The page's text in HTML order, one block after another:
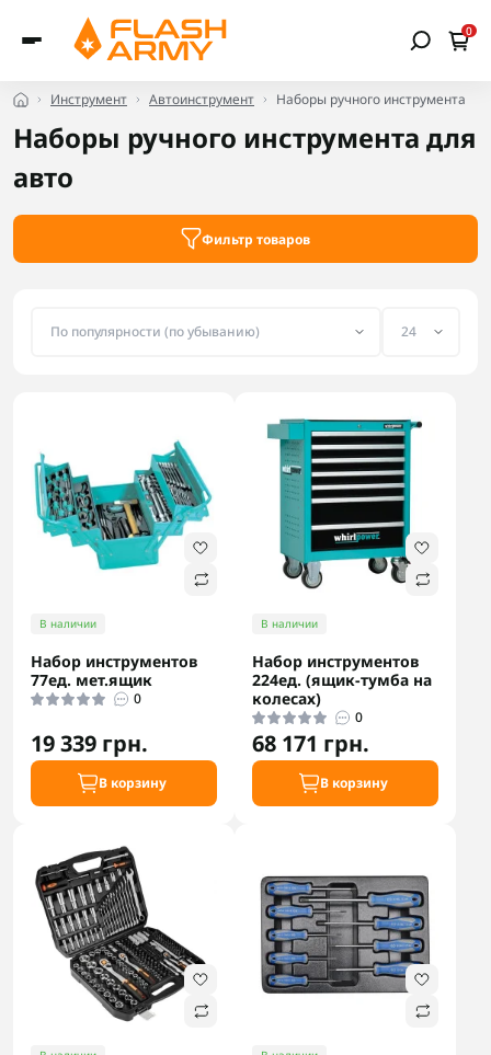
0
Инструмент Автоинструмент Наборы ручного инструмента
Наборы ручного инструмента для
авто
Фильтр товаров
В наличии
Набор инструментов
77ед. мет.ящик
0
19 339 грн.
В корзину
В наличии
Набор инструментов
224ед. (ящик-тумба на
колесах)
0
68 171 грн.
В корзину